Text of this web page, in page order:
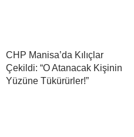
CHP Manisa’da Kılıçlar
Çekildi: “O Atanacak Kişinin
Yüzüne Tükürürler!”